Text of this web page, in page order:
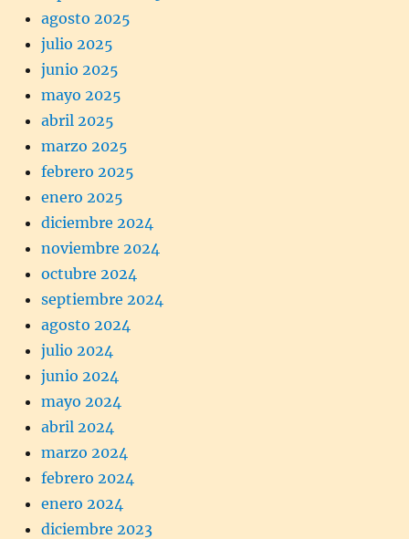
agosto 2025
julio 2025
junio 2025
mayo 2025
abril 2025
marzo 2025
febrero 2025
enero 2025
diciembre 2024
noviembre 2024
octubre 2024
septiembre 2024
agosto 2024
julio 2024
junio 2024
mayo 2024
abril 2024
marzo 2024
febrero 2024
enero 2024
diciembre 2023